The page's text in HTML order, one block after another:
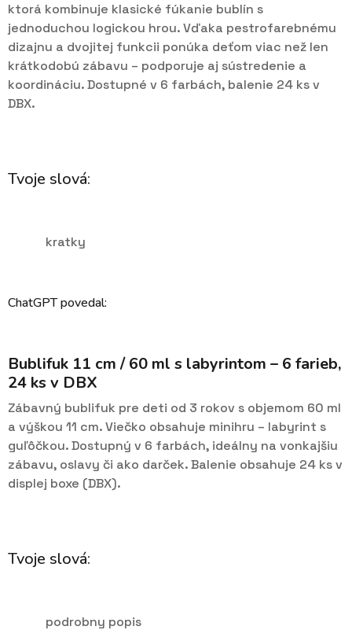
ktorá kombinuje klasické fúkanie bublín s
jednoduchou logickou hrou. Vďaka pestrofarebnému
dizajnu a dvojitej funkcii ponúka deťom viac než len
krátkodobú zábavu – podporuje aj sústredenie a
koordináciu. Dostupné v 6 farbách, balenie 24 ks v
DBX.
Tvoje slová:
kratky
ChatGPT povedal:
Bublifuk 11 cm / 60 ml s labyrintom – 6 farieb,
24 ks v DBX
Zábavný bublifuk pre deti od 3 rokov s objemom 60 ml
a výškou 11 cm. Viečko obsahuje minihru – labyrint s
guľôčkou. Dostupný v 6 farbách, ideálny na vonkajšiu
zábavu, oslavy či ako darček. Balenie obsahuje 24 ks v
displej boxe (DBX).
Tvoje slová:
podrobny popis